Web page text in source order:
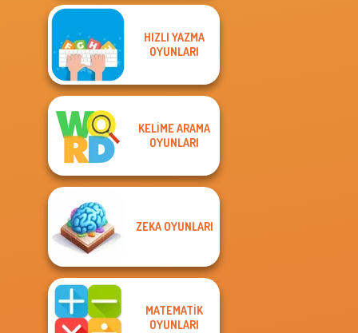
HIZLI YAZMA
OYUNLARI
KELIME ARAMA
OYUNLARI
ZEKA OYUNLARI
MATEMATIK
OYUNLARI